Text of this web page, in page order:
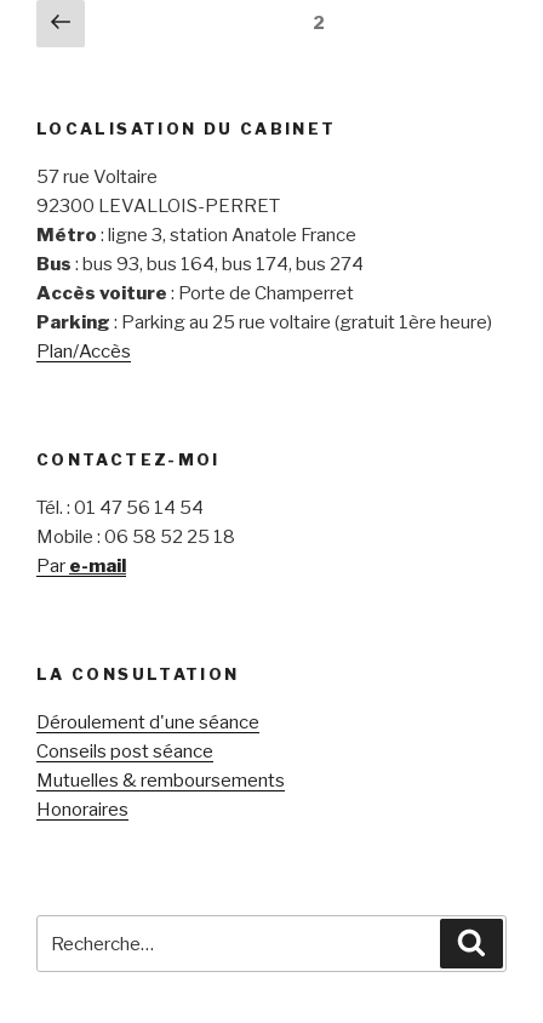
Pagination
des
Page
précédente
2
LOCALISATION DU CABINET
57 rue Voltaire
92300 LEVALLOIS-PERRET
Métro : ligne 3, station Anatole France
Bus : bus 93, bus 164, bus 174, bus 274
Accès voiture : Porte de Champerret
Parking : Parking au 25 rue voltaire (gratuit 1ère heure)
Plan/Accès
CONTACTEZ-MOI
Tél. : 01 47 56 14 54
Mobile : 06 58 52 25 18
Par e-mail
LA CONSULTATION
Déroulement d'une séance
Conseils post séance
Mutuelles & remboursements
Honoraires